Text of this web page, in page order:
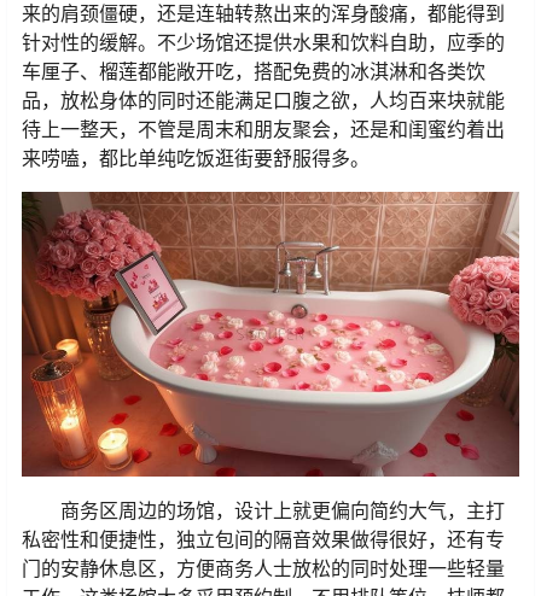
来的肩颈僵硬，还是连轴转熬出来的浑身酸痛，都能得到
针对性的缓解。不少场馆还提供水果和饮料自助，应季的
车厘子、榴莲都能敞开吃，搭配免费的冰淇淋和各类饮
品，放松身体的同时还能满足口腹之欲，人均百来块就能
待上一整天，不管是周末和朋友聚会，还是和闺蜜约着出
来唠嗑，都比单纯吃饭逛街要舒服得多。
商务区周边的场馆，设计上就更偏向简约大气，主打
私密性和便捷性，独立包间的隔音效果做得很好，还有专
门的安静休息区，方便商务人士放松的同时处理一些轻量